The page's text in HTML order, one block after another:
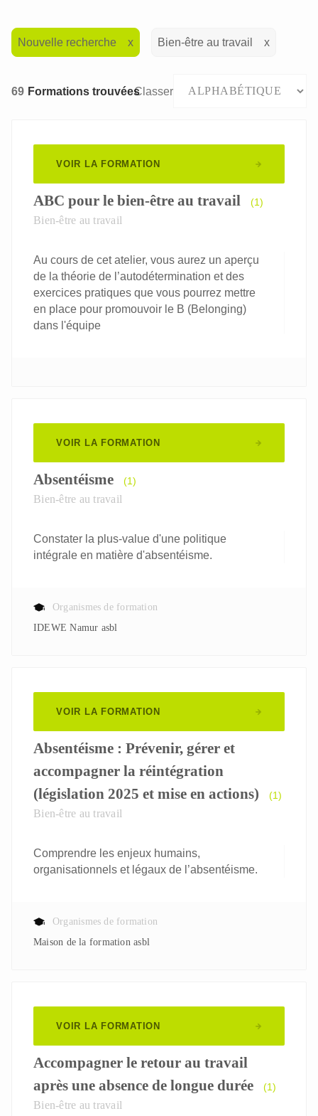
Nouvelle recherche Bien-être au travail
69 Formations trouvéesClasser
VOIR LA FORMATION
ABC pour le bien-être au travail (1)
Bien-être au travail
Au cours de cet atelier, vous aurez un aperçu
de la théorie de l’autodétermination et des
exercices pratiques que vous pourrez mettre
en place pour promouvoir le B (Belonging)
dans l'équipe
VOIR LA FORMATION
Absentéisme (1)
Bien-être au travail
Constater la plus-value d'une politique
intégrale en matière d'absentéisme.
Organismes de formation
IDEWE Namur asbl
VOIR LA FORMATION
Absentéisme : Prévenir, gérer et
accompagner la réintégration
(législation 2025 et mise en actions)
(1)
Bien-être au travail
Comprendre les enjeux humains,
organisationnels et légaux de l’absentéisme.
Organismes de formation
Maison de la formation asbl
VOIR LA FORMATION
Accompagner le retour au travail
après une absence de longue durée
(1)
Bien-être au travail